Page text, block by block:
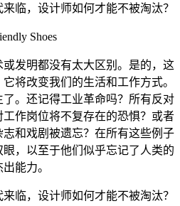
Shoes
发明都没有太大区别。是的，这
将改变我们的生活和工作方式。
。还记得工业革命吗？所有反对
作岗位将不复存在的恐惧？或者
和戏剧被遗忘？在所有这些例子
，以至于他们似乎忘记了人类的
能力。